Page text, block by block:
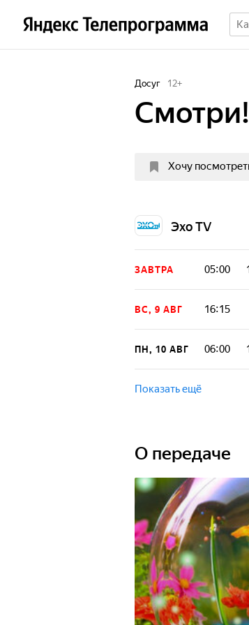
Досуг 12+
Смотри!
Хочу
Эхо TV
ЗАВТРА 05:00
ВС, 9 АВГ 16:15
ПН, 10 АВГ 06:00
Показать ещё
О передаче